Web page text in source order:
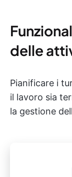
delle
Pianificare i
il lavoro sia
la gestione